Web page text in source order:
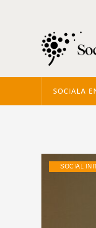
SOCIALA
SOCIAL